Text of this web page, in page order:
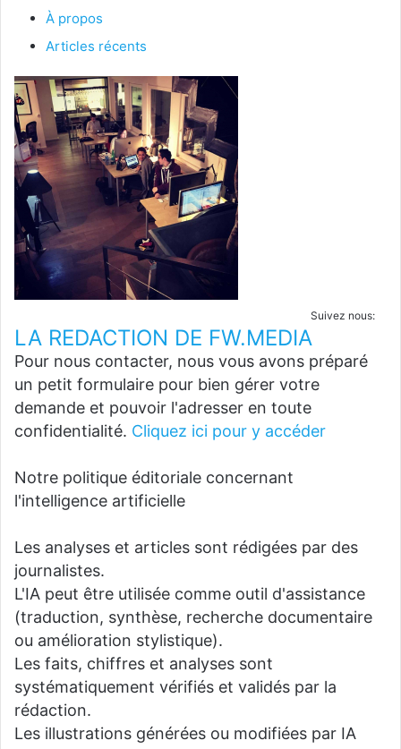
À propos
Articles récents
Suivez nous:
LA REDACTION DE FW.MEDIA
Pour nous contacter, nous vous avons préparé
un petit formulaire pour bien gérer votre
demande et pouvoir l'adresser en toute
confidentialité. Cliquez ici pour y accéder
Notre politique éditoriale concernant
l'intelligence artificielle
Les analyses et articles sont rédigées par des
journalistes.
L'IA peut être utilisée comme outil d'assistance
(traduction, synthèse, recherche documentaire
ou amélioration stylistique).
Les faits, chiffres et analyses sont
systématiquement vérifiés et validés par la
rédaction.
Les illustrations générées ou modifiées par IA